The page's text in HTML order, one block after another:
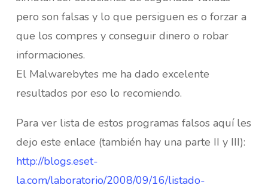
pero son falsas y lo que persiguen es o forzar a
que los compres y conseguir dinero o robar
informaciones.
El Malwarebytes me ha dado excelente
resultados por eso lo recomiendo.
Para ver lista de estos programas falsos aquí les
dejo este enlace (también hay una parte II y III):
http://blogs.eset-
la.com/laboratorio/2008/09/16/listado-